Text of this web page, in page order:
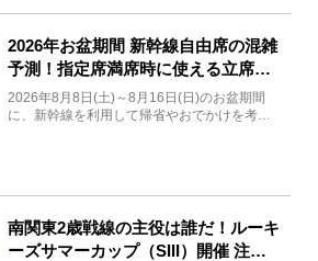
2026年お盆期間 新幹線自由席の混雑
予測！指定席満席時に使える立席特
急券も解説
2026年8月8日(土)～8月16日(日)のお盆期間
に、新幹線を利用して帰省やおでかけを考え
南関東2歳戦線の主役は誰だ！ルーキ
ーズサマーカップ（SIII）開催 注目